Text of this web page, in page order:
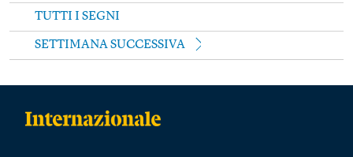
TUTTI I SEGNI
SETTIMANA SUCCESSIVA